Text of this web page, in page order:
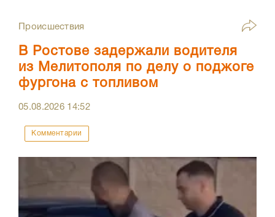
Происшествия
В Ростове задержали водителя
из Мелитополя по делу о поджоге
фургона с топливом
05.08.2026 14:52
Комментарии